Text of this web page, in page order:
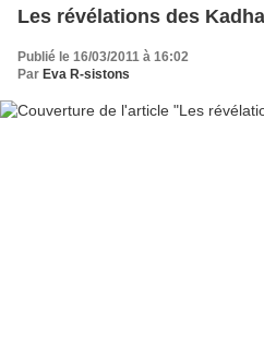
Les révélations des
Publié le 16/03/2011 à 16:02
Par Eva R-sistons